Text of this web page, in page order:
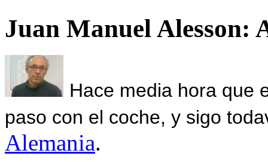
Juan Manuel Alesson:
Hace media hora que
paso con el coche, y sigo
Alemania.